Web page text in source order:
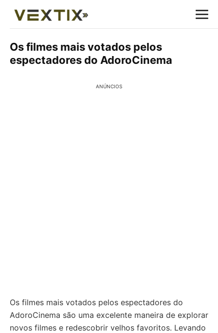
Os filmes mais votados pelos
espectadores do AdoroCinema
ANÚNCIOS
Os filmes mais votados pelos espectadores do
AdoroCinema são uma excelente maneira de explorar
novos filmes e redescobrir velhos favoritos. Levando